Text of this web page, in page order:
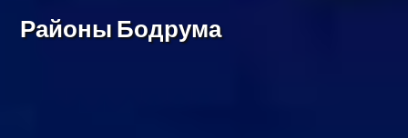
Районы Бодрума